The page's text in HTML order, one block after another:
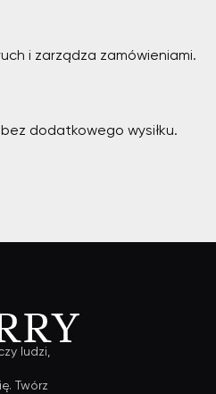
i zarządza zamówieniami.
dodatkowego wysiłku.
ludzi,
Twórz